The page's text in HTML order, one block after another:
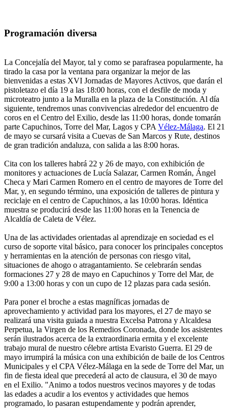
Programación diversa
La Concejalía del Mayor, tal y como se parafrasea popularmente, ha
tirado la casa por la ventana para organizar la mejor de las
bienvenidas a estas XVI Jornadas de Mayores Activos, que darán el
pistoletazo el día 19 a las 18:00 horas, con el desfile de moda y
microteatro junto a la Muralla en la plaza de la Constitución. Al día
siguiente, tendremos unas convivencias alrededor del encuentro de
coros en el Centro del Exilio, desde las 11:00 horas, donde tomarán
parte Capuchinos, Torre del Mar, Lagos y CPA Vélez-Málaga. El 21
de mayo se cursará visita a Cuevas de San Marcos y Rute, destinos
de gran tradición andaluza, con salida a las 8:00 horas.
Cita con los talleres habrá 22 y 26 de mayo, con exhibición de
monitores y actuaciones de Lucía Salazar, Carmen Román, Ángel
Checa y Mari Carmen Romero en el centro de mayores de Torre del
Mar, y, en segundo término, una exposición de talleres de pintura y
reciclaje en el centro de Capuchinos, a las 10:00 horas. Idéntica
muestra se producirá desde las 11:00 horas en la Tenencia de
Alcaldía de Caleta de Vélez.
Una de las actividades orientadas al aprendizaje en sociedad es el
curso de soporte vital básico, para conocer los principales conceptos
y herramientas en la atención de personas con riesgo vital,
situaciones de ahogo o atragantamiento. Se celebrarán sendas
formaciones 27 y 28 de mayo en Capuchinos y Torre del Mar, de
9:00 a 13:00 horas y con un cupo de 12 plazas para cada sesión.
Para poner el broche a estas magníficas jornadas de
aprovechamiento y actividad para los mayores, el 27 de mayo se
realizará una visita guiada a nuestra Excelsa Patrona y Alcaldesa
Perpetua, la Virgen de los Remedios Coronada, donde los asistentes
serán ilustrados acerca de la extraordinaria ermita y el excelente
trabajo mural de nuestro célebre artista Evaristo Guerra. El 29 de
mayo irrumpirá la música con una exhibición de baile de los Centros
Municipales y el CPA Vélez-Málaga en la sede de Torre del Mar, un
fin de fiesta ideal que precederá al acto de clausura, el 30 de mayo
en el Exilio. "Animo a todos nuestros vecinos mayores y de todas
las edades a acudir a los eventos y actividades que hemos
programado, lo pasaran estupendamente y podrán aprender,